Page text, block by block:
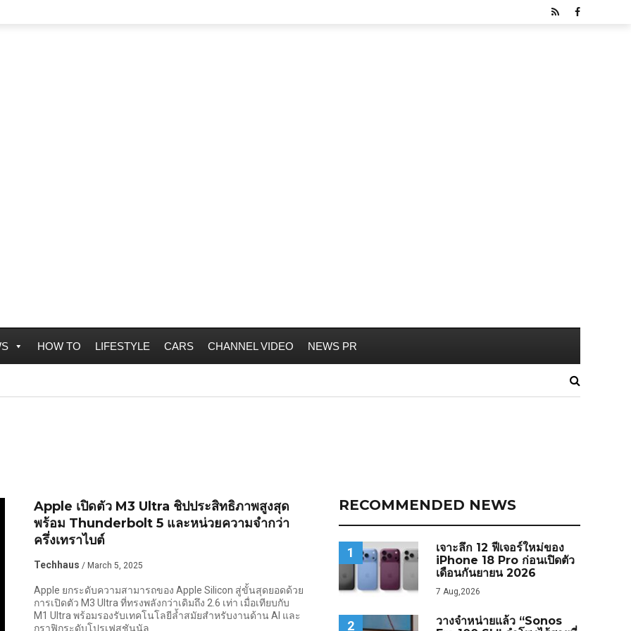
HOW TO LIFESTYLE CARS CHANNEL VIDEO NEWS PR
Apple เปิดตัว M3 Ultra ชิปประสิทธิภาพสูงสุด
พร้อม Thunderbolt 5 และหน่วยความจำกว่า
ครึ่งเทราไบต์
Techhaus / March 5, 2025
Apple ยกระดับความสามารถของ Apple Silicon สู่ขั้นสุดยอดด้วย
การเปิดตัว M3 Ultra ที่ทรงพลังกว่าเดิมถึง 2.6 เท่า เมื่อเทียบกับ
M1 Ultra พร้อมรองรับเทคโนโลยีล้ำสมัยสำหรับงานด้าน AI และ
กราฟิกระดับโปรเฟสชันนัล
RECOMMENDED NEWS
1
เจาะลึก 12 ฟีเจอร์ใหม่ของ
iPhone 18 Pro ก่อนเปิดตัว
เดือนกันยายน 2026
7 Aug,2026
2
วางจำหน่ายแล้ว “Sonos